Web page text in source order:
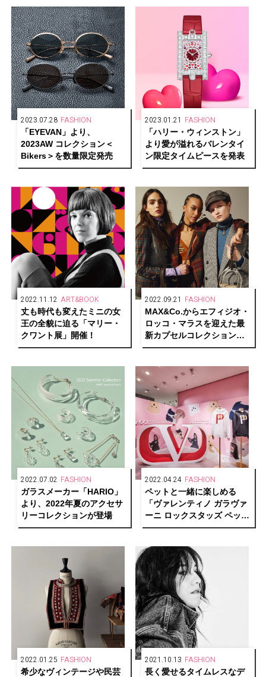
2023.07.28 FASHION
「EYEVAN」より、
2023AW コレクション＜
Bikers＞を数量限定発売
2023.01.21 FASHION
「ハリー・ウィンストン」
より愛が溢れるバレンタイ
ン限定タイムピースを発表
2022.11.12 ART&BOOK
丈も時代も変えたミニの女
王の全貌に迫る「マリー・
クワント展」開催！
2022.09.21 FASHION
MAX&Co.からエフィジオ・
ロッコ・マラスを迎えた最
新カプセルコレクションが
登場
2022.07.02 FASHION
ガラスメーカー「HARIO」
より、2022年夏のアクセサ
リーコレクションが登場
2022.04.24 FASHION
ペットと一緒に楽しめる
「ヴァレンティノ ガラヴァ
ーニ ロックスタッズ ペッ
ト」ポップアップイベント
2022.01.25 FASHION
希少なヴィンテージや民芸
2021.10.13 FASHION
長く愛せるタイムレスなデ